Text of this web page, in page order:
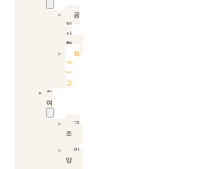
공
지
사
항
회
계
보
고
참
여
구
조
입
양